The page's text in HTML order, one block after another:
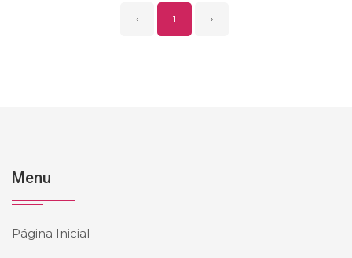
‹ 1 ›
Menu
Página Inicial